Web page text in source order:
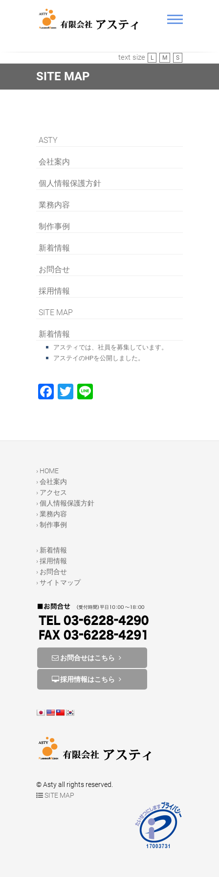
ASTY text size L M S
SITE MAP
ASTY
会社案内
個人情報保護方針
業務内容
制作事例
新着情報
お問合せ
採用情報
SITE MAP
新着情報
アスティでは、社員を募集しています。
アステイのHPを公開しました。
F
e
o
o
k
T
er
› HOME
› 会社案内
› アクセス
› 個人情報保護方針
› 業務内容
› 制作事例
› 新着情報
› 採用情報
› お問合せ
› サイトマップ
お問合せはこちら
採用情報はこちら
© Asty all rights reserved.
SITE MAP